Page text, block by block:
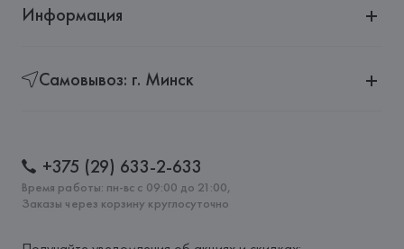
Информация
Самовывоз: г. Минск
+375 (29) 633-2-633
Время работы: пн-вс с 09:00 до 21:00,
Заказы через корзину круглосуточно